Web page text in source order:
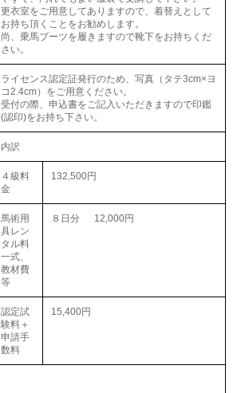
更衣室をご用意してありますので、着替えとして
お持ち頂くことをお勧めします。
尚、乗馬ブーツを履きますので靴下をお持ちくだ
さい。
ライセンス認定証発行のため、写真（タテ3cm×ヨ
コ2.4cm）をご用意ください。
受付の際、申込書をご記入いただきますので印鑑
(認印)をお持ち下さい。
内訳
４級料
金
132,500円
馬術用
具レン
タル料
一式、
教材費
等
８日分 12,000円
認定試
験料＋
申請手
数料
15,400円